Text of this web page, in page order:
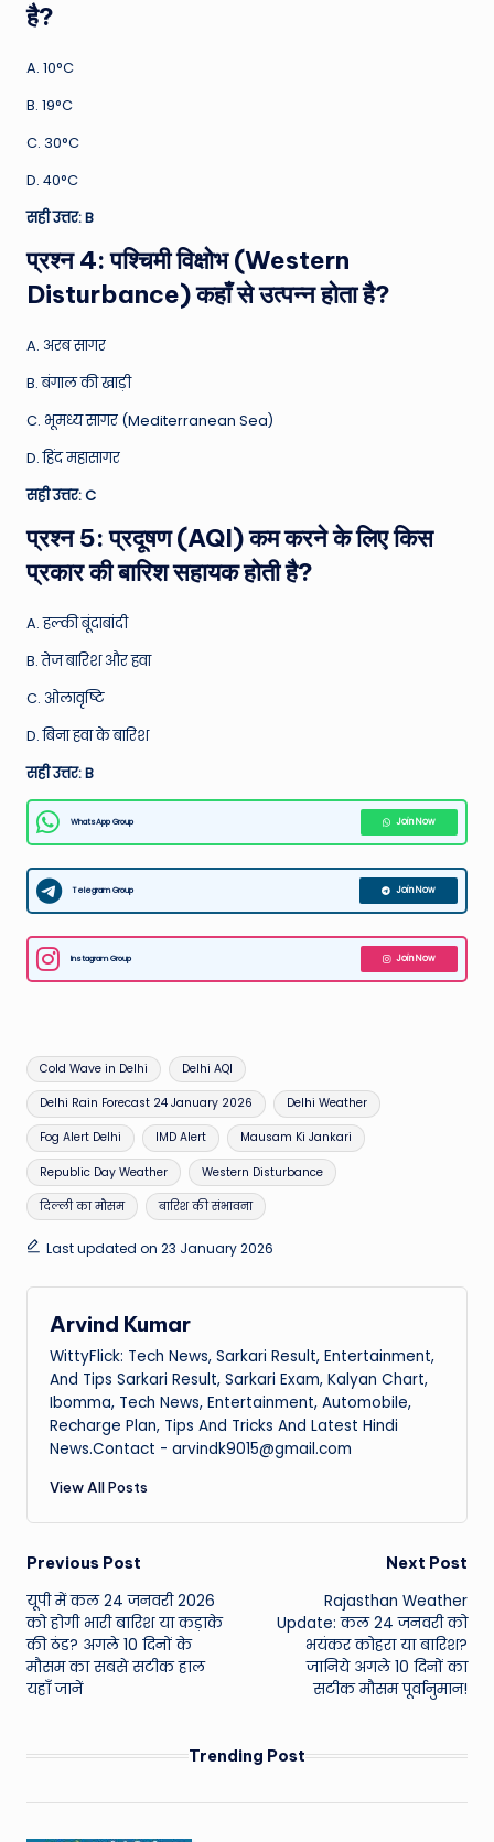
है?
A. 10°C
B. 19°C
C. 30°C
D. 40°C
सही उत्तर: B
प्रश्न 4: पश्चिमी विक्षोभ (Western
Disturbance) कहाँ से उत्पन्न होता है?
A. अरब सागर
B. बंगाल की खाड़ी
C. भूमध्य सागर (Mediterranean Sea)
D. हिंद महासागर
सही उत्तर: C
प्रश्न 5: प्रदूषण (AQI) कम करने के लिए किस
प्रकार की बारिश सहायक होती है?
A. हल्की बूंदाबांदी
B. तेज बारिश और हवा
C. ओलावृष्टि
D. बिना हवा के बारिश
सही उत्तर: B
WhatsApp Group Join Now
Telegram Group Join Now
Instagram Group Join Now
Tags:
Cold Wave in Delhi Delhi AQI
Delhi Rain Forecast 24 January 2026 Delhi Weather
Fog Alert Delhi IMD Alert Mausam Ki Jankari
Republic Day Weather Western Disturbance
दिल्ली का मौसम बारिश की संभावना
Last updated on 23 January 2026
Arvind Kumar
WittyFlick: Tech News, Sarkari Result, Entertainment,
And Tips Sarkari Result, Sarkari Exam, Kalyan Chart,
Ibomma, Tech News, Entertainment, Automobile,
Recharge Plan, Tips And Tricks And Latest Hindi
News.Contact - arvindk9015@gmail.com
View All Posts
Post
navigation
Previous Post
यूपी में कल 24 जनवरी 2026
को होगी भारी बारिश या कड़ाके
की ठंड? अगले 10 दिनों के
मौसम का सबसे सटीक हाल
यहाँ जानें
Next Post
Rajasthan Weather
Update: कल 24 जनवरी को
भयंकर कोहरा या बारिश?
जानिये अगले 10 दिनों का
सटीक मौसम पूर्वानुमान!
Trending Post